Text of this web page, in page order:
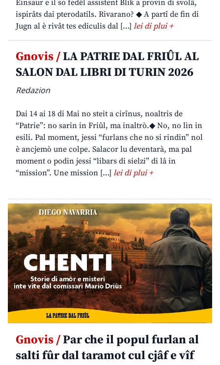
Einsaur e il so fedêl assistent Blik a provin di svolâ,
ispirâts dai pterodatils. Rivarano? ◆ A partî de fin di
Jugn al è rivât tes ediculis dal […] lei di plui +
Gnovis /LA PATRIE DAL FRIÛL AL
SALON DAL LIBRI DI TURIN 2026
Redazion
Dai 14 ai 18 di Mai no steit a cirînus, noaltris de
“Patrie”: no sarin in Friûl, ma inaltrò.◆ No, no lìn in
esili. Pal moment, jessi “furlans che no si rindin” nol
è ancjemò une colpe. Salacor lu deventarà, ma pal
moment o podin jessi “libars di sielzi” di lâ in
“mission”. Une mission […] lei di plui +
Gnovis /Par che il popul furlan al
salti fûr dal taramot cul cjâf e vîf